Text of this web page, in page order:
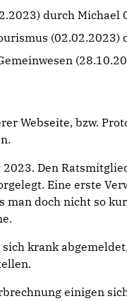
durch Michael
(02.02.2023)
Webseite, bzw.
Den
Eine erste
man doch nicht so
krank
einigen